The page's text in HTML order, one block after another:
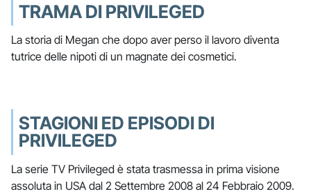
TRAMA DI PRIVILEGED
La storia di Megan che dopo aver perso il lavoro diventa
tutrice delle nipoti di un magnate dei cosmetici.
STAGIONI ED EPISODI DI
PRIVILEGED
La serie TV Privileged è stata trasmessa in prima visione
assoluta in USA dal 2 Settembre 2008 al 24 Febbraio 2009.